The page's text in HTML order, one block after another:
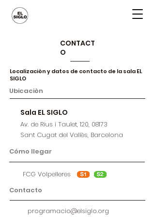
CONTACT
O
Localizaciòn y datos de contacto de la sala EL
SIGLO
Ubicaciòn
Sala EL SIGLO
Av. de Rius i Taulet, 120, 08173
Sant Cugat del Vallès, Barcelona
Cómo llegar
FCG Volpelleres
Contacto
programacio@elsiglo.org